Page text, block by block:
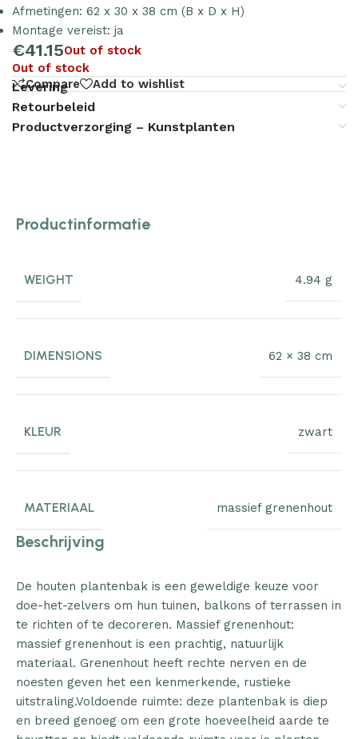
Afmetingen: 62 x 30 x 38 cm (B x D x H)
Montage vereist: ja
€41.15Out of stock
Out of stock
Compare
Add to wishlist
Levering
Retourbeleid
Productverzorging – Kunstplanten
Productinformatie
WEIGHT 4.94 g
DIMENSIONS 62 × 38 cm
KLEUR zwart
MATERIAAL massief grenenhout
Beschrijving
De houten plantenbak is een geweldige keuze voor
doe-het-zelvers om hun tuinen, balkons of terrassen in
te richten of te decoreren. Massief grenenhout:
massief grenenhout is een prachtig, natuurlijk
materiaal. Grenenhout heeft rechte nerven en de
noesten geven het een kenmerkende, rustieke
uitstraling.Voldoende ruimte: deze plantenbak is diep
en breed genoeg om een grote hoeveelheid aarde te